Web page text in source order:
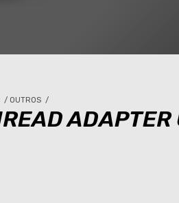
/ OUTROS /
ADAPTER